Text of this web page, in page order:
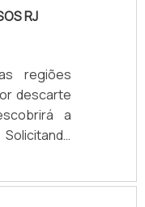
RJ
regiões
descarte
a
se chama
a melhor